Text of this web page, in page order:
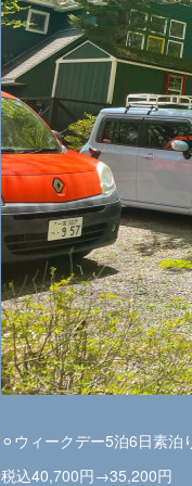
⚪︎ウィークデー5泊6日素泊
税込40,700円→35,200円